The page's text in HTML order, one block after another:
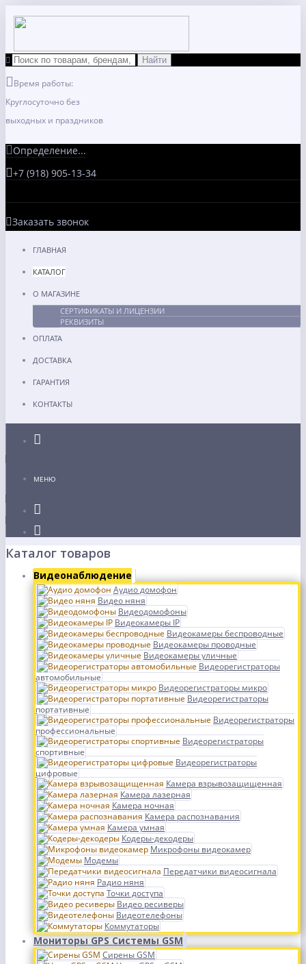
Время работы:
Круглосуточно без
выходных и праздников
Определение...
+7 (918) 905-13-34
Заказать звонок
ГЛАВНАЯ
КАТАЛОГ
О МАГАЗИНЕ
СЕРТИФИКАТЫ И ЛИЦЕНЗИИ
РЕКВИЗИТЫ
ОПЛАТА
ДОСТАВКА
ГАРАНТИЯ
КОНТАКТЫ
МЕНЮ
Каталог товаров
Видеонаблюдение
Аудио домофон
Видео няня
Видеодомофоны
Видеокамеры IP
Видеокамеры беспроводные
Видеокамеры проводные
Видеокамеры уличные
Видеорегистраторы
автомобильные
Видеорегистраторы микро
Видеорегистраторы
портативные
Видеорегистраторы
профессиональные
Видеорегистраторы
спортивные
Видеорегистраторы
цифровые
Камера взрывозащищенная
Камера лазерная
Камера ночная
Камера распознавания
Камера умная
Кодеры-декодеры
Микрофоны видеокамер
Модемы
Передатчики видеосигнала
Радио няня
Точки доступа
Видео ресиверы
Видеотелефоны
Коммутаторы
Мониторы GPS Системы GSM
Сирены GSM